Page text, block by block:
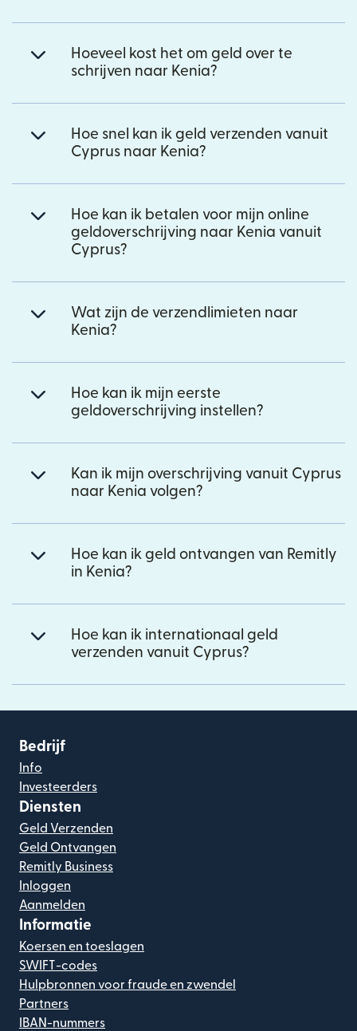
Hoeveel kost het om geld over te
schrijven naar Kenia?
Hoe snel kan ik geld verzenden vanuit
Cyprus naar Kenia?
Hoe kan ik betalen voor mijn online
geldoverschrijving naar Kenia vanuit
Cyprus?
Wat zijn de verzendlimieten naar
Kenia?
Hoe kan ik mijn eerste
geldoverschrijving instellen?
Kan ik mijn overschrijving vanuit Cyprus
naar Kenia volgen?
Hoe kan ik geld ontvangen van Remitly
in Kenia?
Hoe kan ik internationaal geld
verzenden vanuit Cyprus?
Bedrijf
Info
Investeerders
Diensten
Geld Verzenden
Geld Ontvangen
Remitly Business
Inloggen
Aanmelden
Informatie
Koersen en toeslagen
SWIFT-codes
Hulpbronnen voor fraude en zwendel
Partners
IBAN-nummers